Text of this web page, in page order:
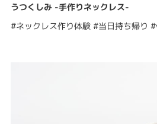
うつくしみ -手作りネックレス-
#ネックレス作り体験 #当日持ち帰り